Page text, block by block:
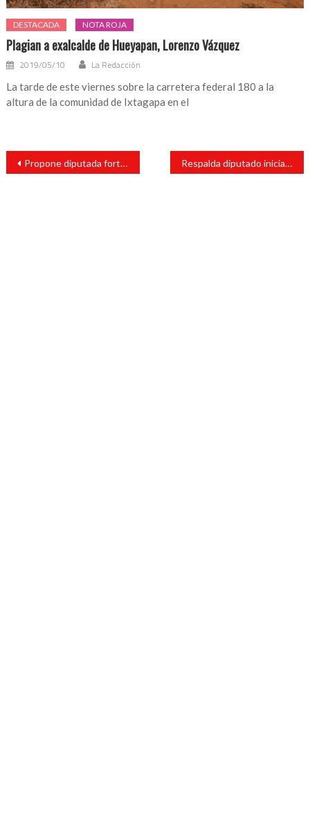
DESTACADA NOTA ROJA
Plagian a exalcalde de Hueyapan, Lorenzo Vázquez
2019/05/10 La Redacción
La tarde de este viernes sobre la carretera federal 180 a la
altura de la comunidad de Ixtagapa en el
Navegación
entradas
Propone diputada fortalecer leyes en prevención de sobrepeso y obesidad Respalda diputado iniciativa Federal de 40 horas de trabajo semanal